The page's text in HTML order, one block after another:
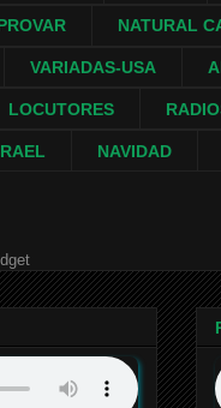
NATURAL
VARIADAS-USA
LOCUTORES
NAVIDAD